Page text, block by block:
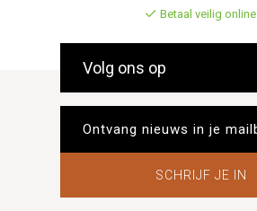
Betaal veilig online
Volg ons op
SCHRIJF JE IN